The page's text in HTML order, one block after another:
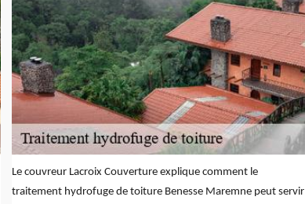
Le couvreur Lacroix Couverture explique comment le
traitement hydrofuge de toiture Benesse Maremne peut servir